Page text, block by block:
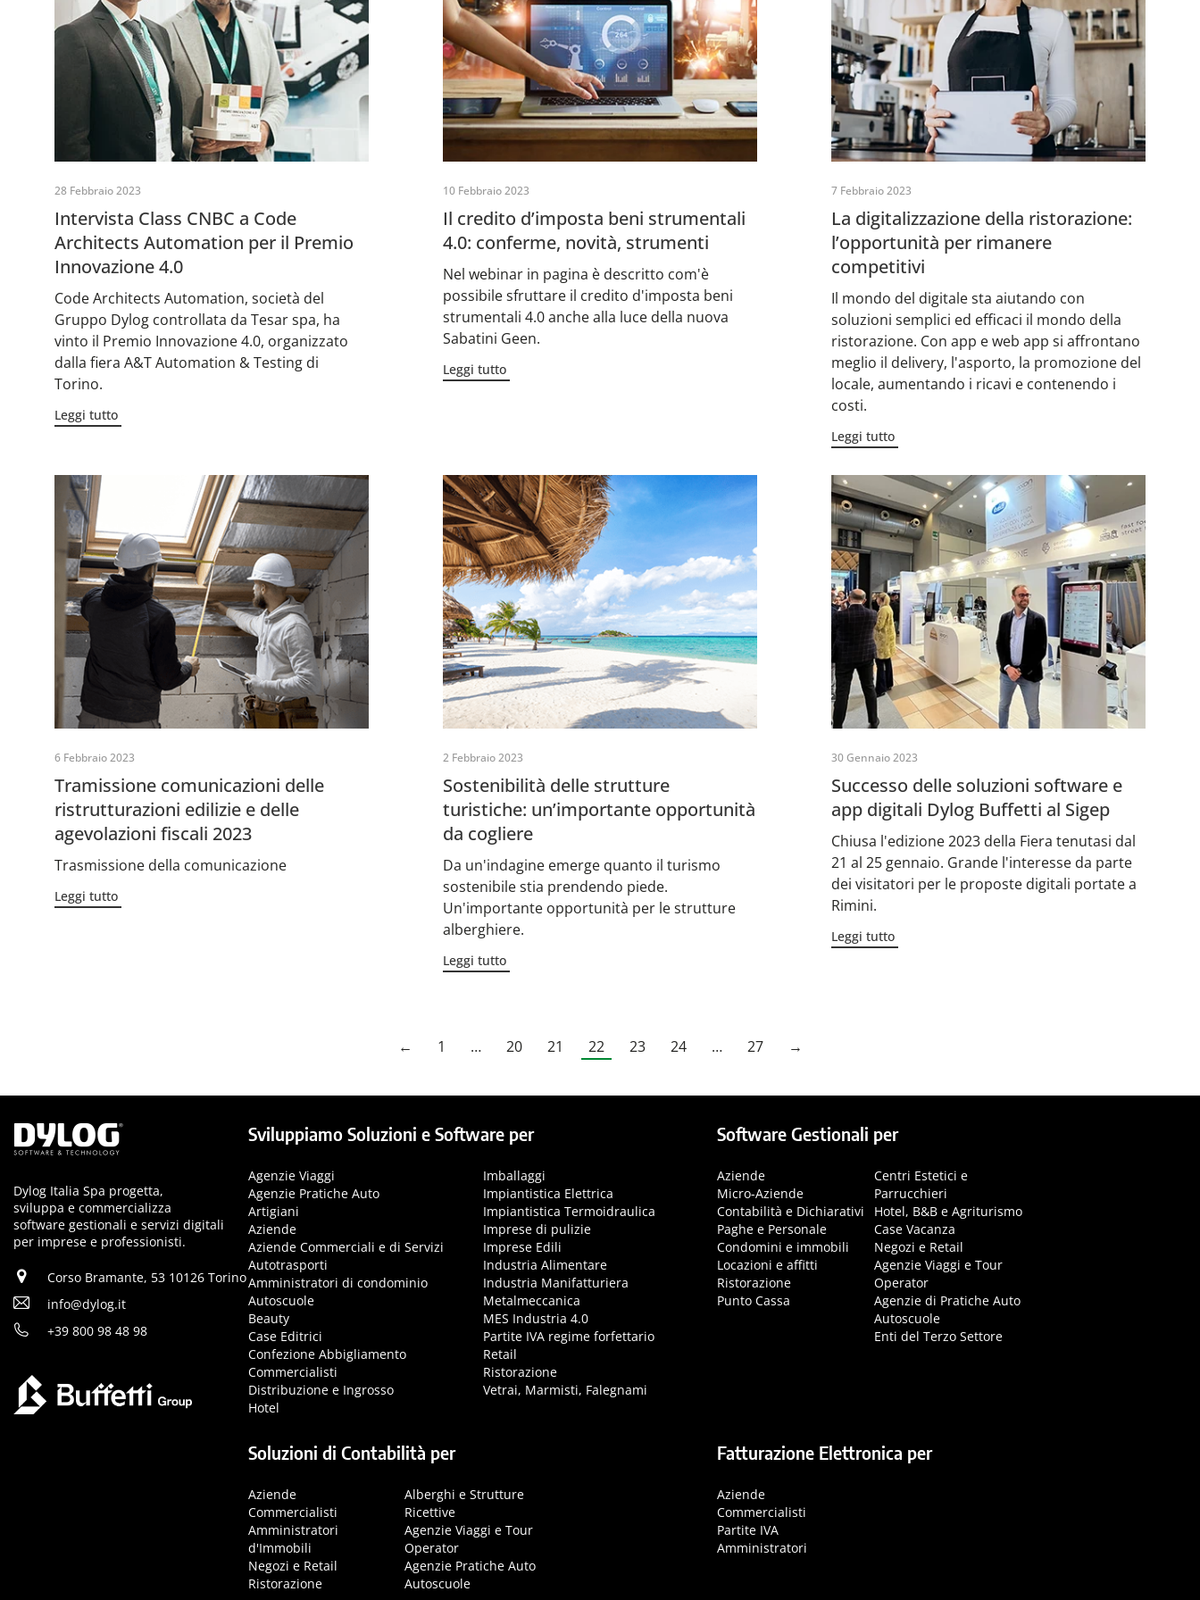
28 Febbraio 2023
Intervista Class CNBC a Code
Architects Automation per il Premio
Innovazione 4.0
Code Architects Automation, società del
Gruppo Dylog controllata da Tesar spa, ha
vinto il Premio Innovazione 4.0, organizzato
dalla fiera A&T Automation & Testing di
Torino.
Leggi tutto
10 Febbraio 2023
Il credito d’imposta beni strumentali
4.0: conferme, novità, strumenti
Nel webinar in pagina è descritto com'è
possibile sfruttare il credito d'imposta beni
strumentali 4.0 anche alla luce della nuova
Sabatini Geen.
Leggi tutto
7 Febbraio 2023
La digitalizzazione della ristorazione:
l’opportunità per rimanere
competitivi
Il mondo del digitale sta aiutando con
soluzioni semplici ed efficaci il mondo della
ristorazione. Con app e web app si affrontano
meglio il delivery, l'asporto, la promozione del
locale, aumentando i ricavi e contenendo i
costi.
Leggi tutto
6 Febbraio 2023
Tramissione comunicazioni delle
ristrutturazioni edilizie e delle
agevolazioni fiscali 2023
Trasmissione della comunicazione
Leggi tutto
2 Febbraio 2023
Sostenibilità delle strutture
turistiche: un’importante opportunità
da cogliere
Da un'indagine emerge quanto il turismo
sostenibile stia prendendo piede.
Un'importante opportunità per le strutture
alberghiere.
Leggi tutto
30 Gennaio 2023
Successo delle soluzioni software e
app digitali Dylog Buffetti al Sigep
Chiusa l'edizione 2023 della Fiera tenutasi dal
21 al 25 gennaio. Grande l'interesse da parte
dei visitatori per le proposte digitali portate a
Rimini.
Leggi tutto
← 1 … 20 21 22 23 24 … 27 →
Dylog Italia Spa progetta,
sviluppa e commercializza
software gestionali e servizi digitali
per imprese e professionisti.
Corso Bramante, 53 10126 Torino
info@dylog.it
+39 800 98 48 98
Sviluppiamo Soluzioni e Software per
Agenzie Viaggi
Agenzie Pratiche Auto
Artigiani
Aziende
Aziende Commerciali e di Servizi
Autotrasporti
Amministratori di condominio
Autoscuole
Beauty
Case Editrici
Confezione Abbigliamento
Commercialisti
Distribuzione e Ingrosso
Hotel
Imballaggi
Impiantistica Elettrica
Impiantistica Termoidraulica
Imprese di pulizie
Imprese Edili
Industria Alimentare
Industria Manifatturiera
Metalmeccanica
MES Industria 4.0
Partite IVA regime forfettario
Retail
Ristorazione
Vetrai, Marmisti, Falegnami
Software Gestionali per
Aziende
Micro-Aziende
Contabilità e Dichiarativi
Paghe e Personale
Condomini e immobili
Locazioni e affitti
Ristorazione
Punto Cassa
Centri Estetici e
Parrucchieri
Hotel, B&B e Agriturismo
Case Vacanza
Negozi e Retail
Agenzie Viaggi e Tour
Operator
Agenzie di Pratiche Auto
Autoscuole
Enti del Terzo Settore
Soluzioni di Contabilità per
Aziende
Commercialisti
Amministratori
d'Immobili
Negozi e Retail
Ristorazione
Alberghi e Strutture
Ricettive
Agenzie Viaggi e Tour
Operator
Agenzie Pratiche Auto
Autoscuole
Fatturazione Elettronica per
Aziende
Commercialisti
Partite IVA
Amministratori